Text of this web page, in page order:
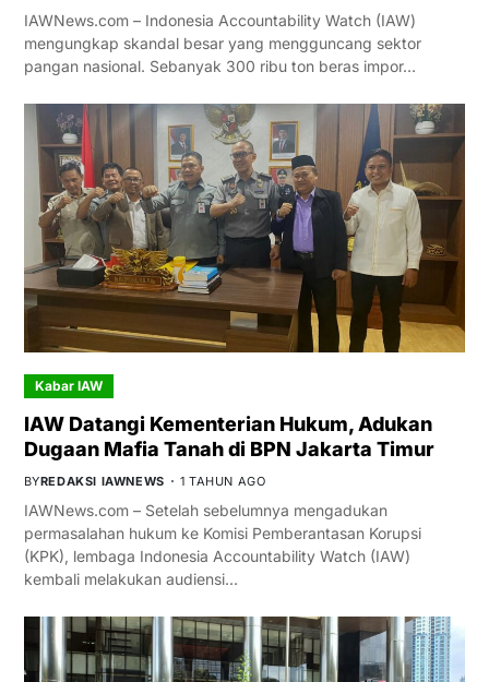
IAWNews.com – Indonesia Accountability Watch (IAW)
mengungkap skandal besar yang mengguncang sektor
pangan nasional. Sebanyak 300 ribu ton beras impor…
Kabar IAW
IAW Datangi Kementerian Hukum, Adukan
Dugaan Mafia Tanah di BPN Jakarta Timur
BYREDAKSI IAWNEWS 1 TAHUN AGO
IAWNews.com – Setelah sebelumnya mengadukan
permasalahan hukum ke Komisi Pemberantasan Korupsi
(KPK), lembaga Indonesia Accountability Watch (IAW)
kembali melakukan audiensi…